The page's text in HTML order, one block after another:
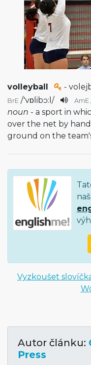
volleyball -
BrE /'vɒlibɔ:l / AmE
noun - a sport in
over the net by
ground on the
Vyzkoušet
Autor článku:
Press